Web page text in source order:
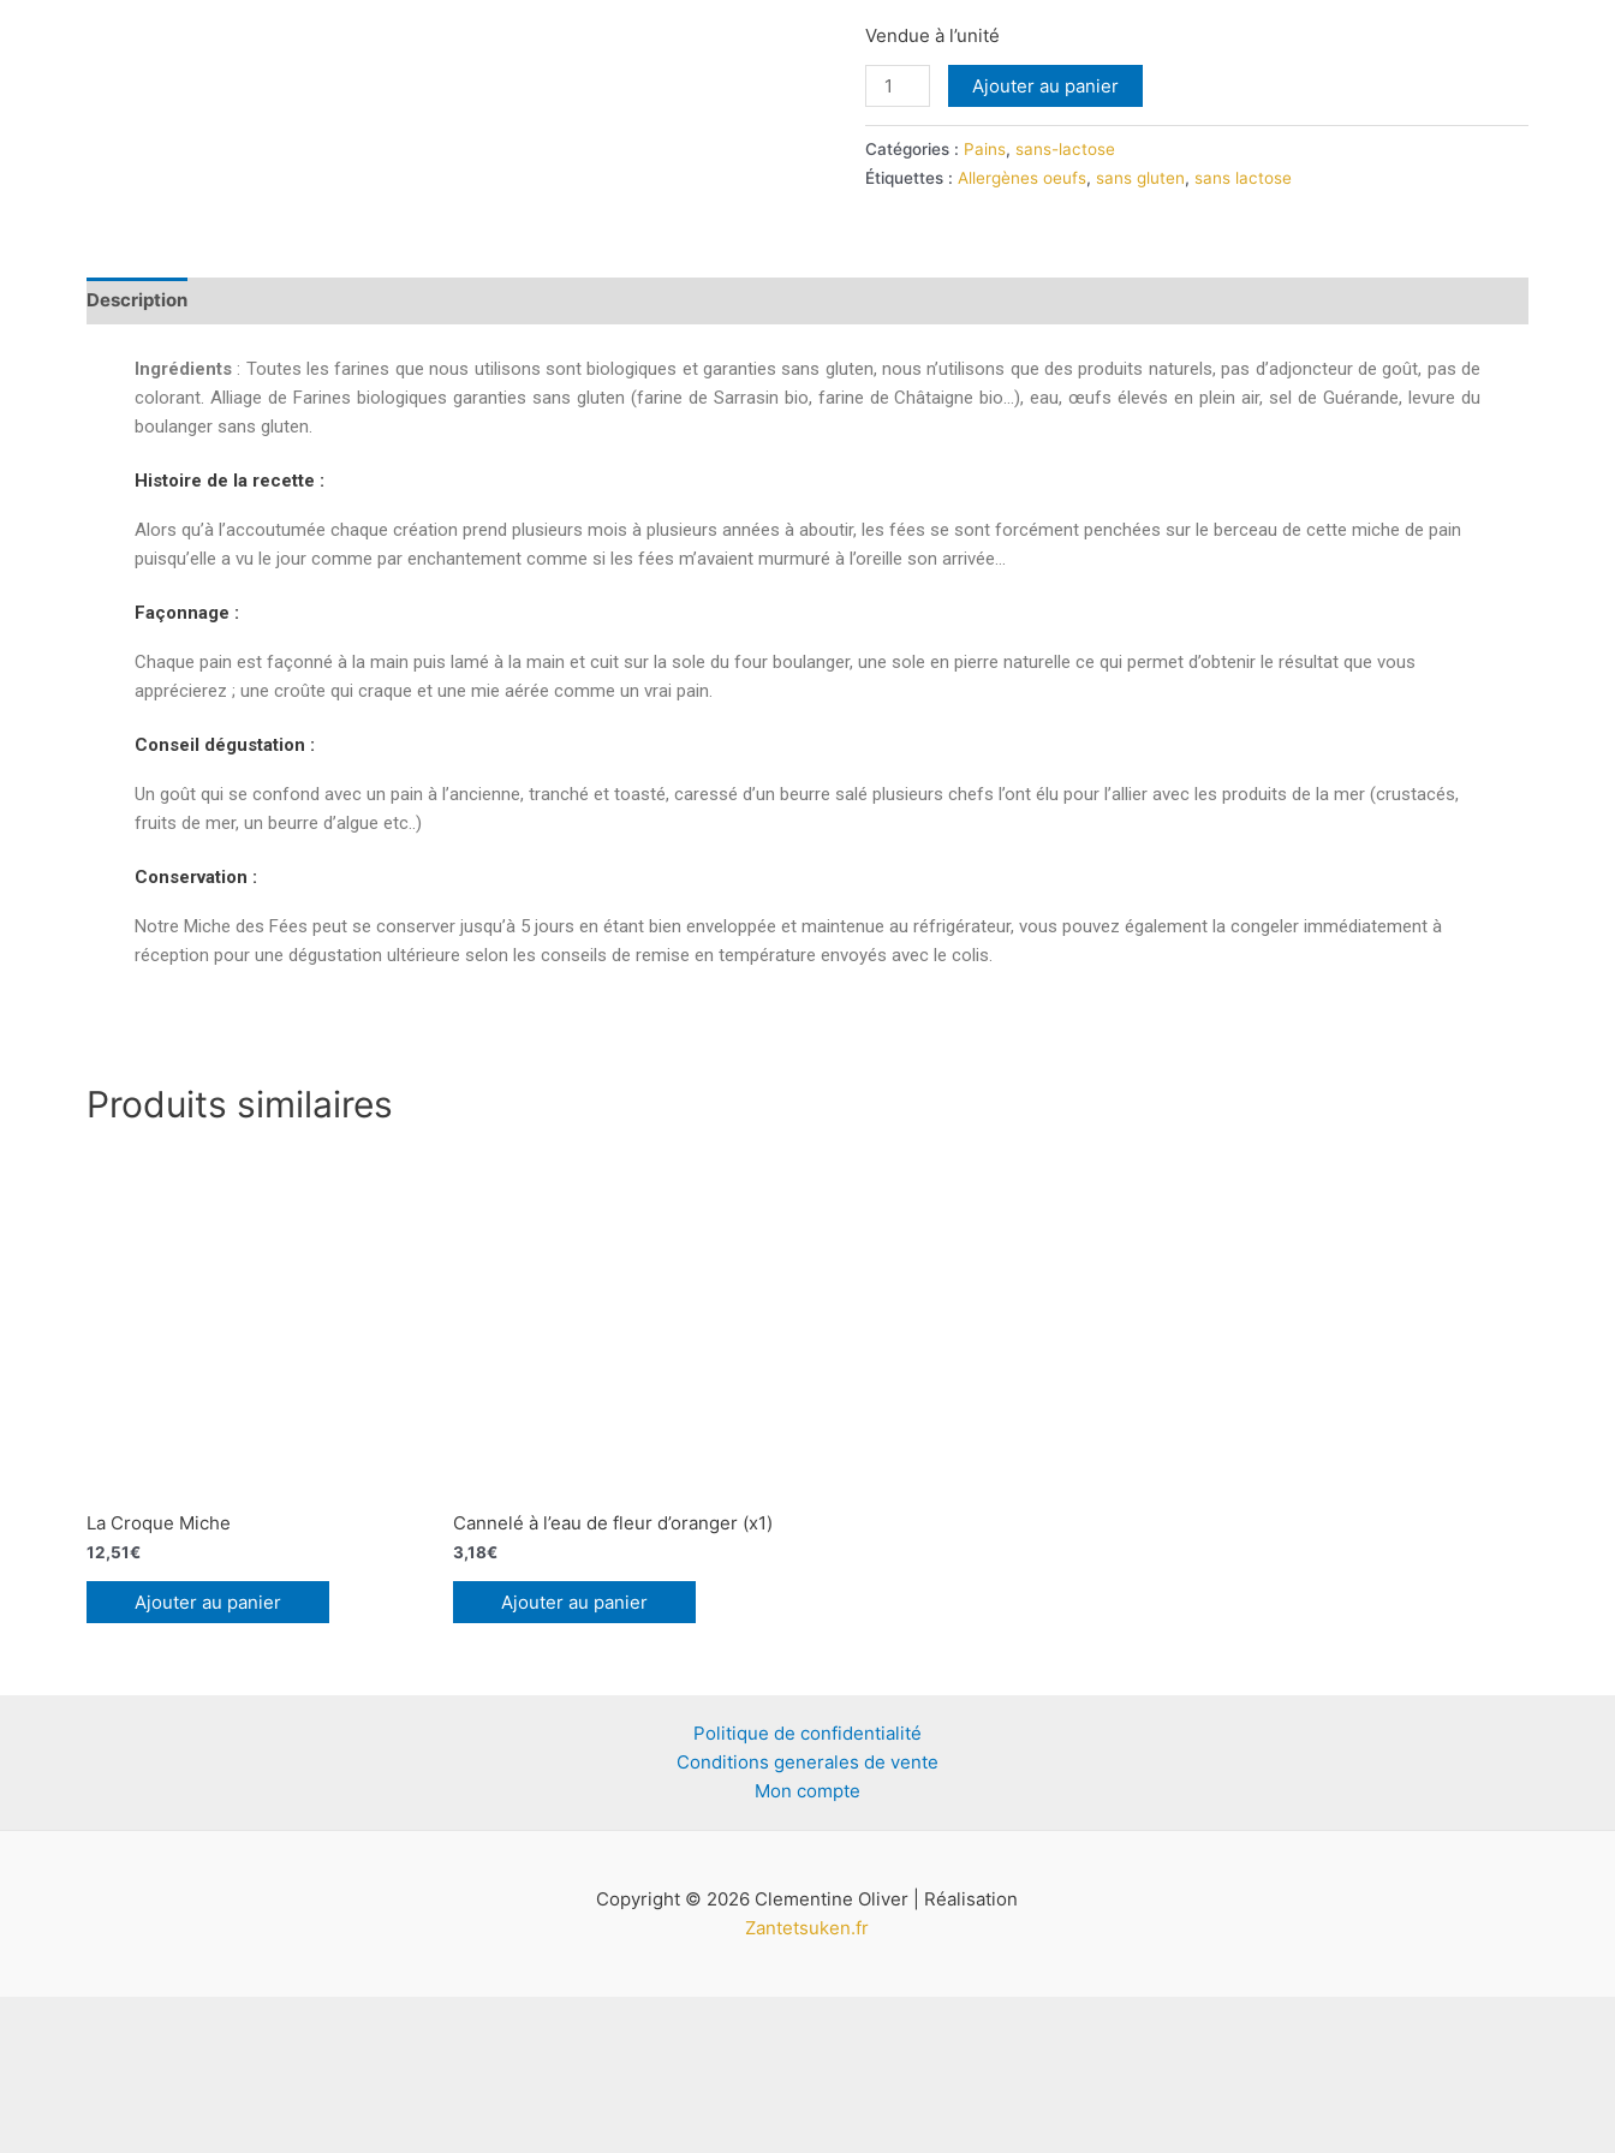
Vendue à l’unité
Ajouter au panier
Catégories : Pains, sans-lactose
Étiquettes : Allergènes oeufs, sans gluten, sans lactose
Description
Ingrédients : Toutes les farines que nous utilisons sont biologiques et garanties sans gluten, nous n’utilisons que des produits naturels, pas d’adjoncteur de goût, pas de
colorant. Alliage de Farines biologiques garanties sans gluten (farine de Sarrasin bio, farine de Châtaigne bio…), eau, œufs élevés en plein air, sel de Guérande, levure du
boulanger sans gluten.
Histoire de la recette :
Alors qu’à l’accoutumée chaque création prend plusieurs mois à plusieurs années à aboutir, les fées se sont forcément penchées sur le berceau de cette miche de pain
puisqu’elle a vu le jour comme par enchantement comme si les fées m’avaient murmuré à l’oreille son arrivée…
Façonnage :
Chaque pain est façonné à la main puis lamé à la main et cuit sur la sole du four boulanger, une sole en pierre naturelle ce qui permet d’obtenir le résultat que vous
apprécierez ; une croûte qui craque et une mie aérée comme un vrai pain.
Conseil dégustation :
Un goût qui se confond avec un pain à l’ancienne, tranché et toasté, caressé d’un beurre salé plusieurs chefs l’ont élu pour l’allier avec les produits de la mer (crustacés,
fruits de mer, un beurre d’algue etc..)
Conservation :
Notre Miche des Fées peut se conserver jusqu’à 5 jours en étant bien enveloppée et maintenue au réfrigérateur, vous pouvez également la congeler immédiatement à
réception pour une dégustation ultérieure selon les conseils de remise en température envoyés avec le colis.
Produits similaires
La Croque Miche
12,51€
Ajouter au panier
Cannelé à l’eau de fleur d’oranger (x1)
3,18€
Ajouter au panier
Politique de confidentialité
Conditions generales de vente
Mon compte
Copyright © 2026 Clementine Oliver | Réalisation
Zantetsuken.fr